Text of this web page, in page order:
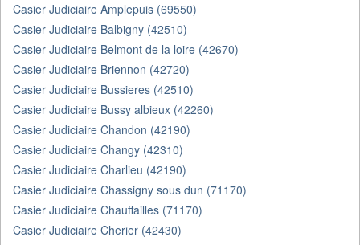
Casier Judiciaire Amplepuis (69550)
Casier Judiciaire Balbigny (42510)
Casier Judiciaire Belmont de la loire (42670)
Casier Judiciaire Briennon (42720)
Casier Judiciaire Bussieres (42510)
Casier Judiciaire Bussy albieux (42260)
Casier Judiciaire Chandon (42190)
Casier Judiciaire Changy (42310)
Casier Judiciaire Charlieu (42190)
Casier Judiciaire Chassigny sous dun (71170)
Casier Judiciaire Chauffailles (71170)
Casier Judiciaire Cherier (42430)